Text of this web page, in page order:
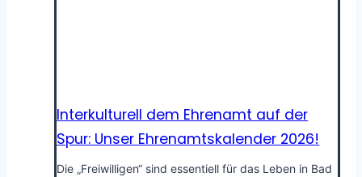
Interkulturell dem Ehrenamt auf der
Spur: Unser Ehrenamtskalender 2026!
Die „Freiwilligen“ sind essentiell für das Leben in Bad